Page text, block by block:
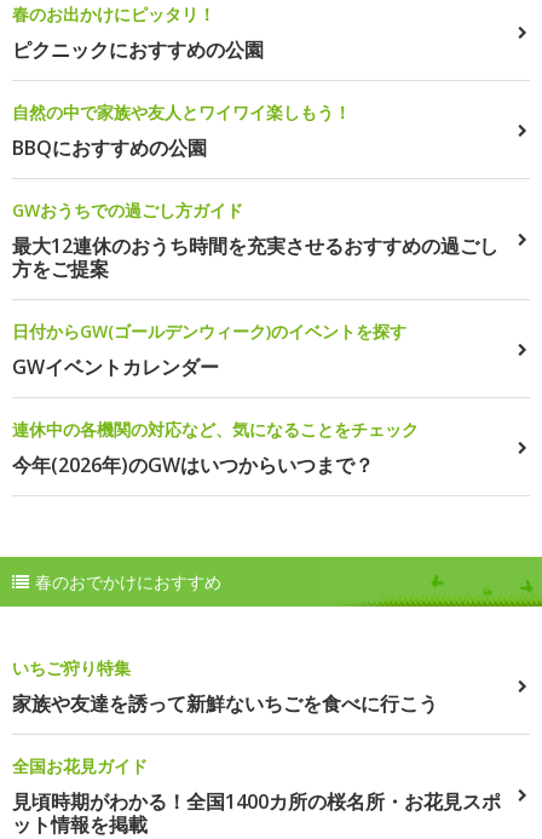
春のお出かけにピッタリ！
ピクニックにおすすめの公園
自然の中で家族や友人とワイワイ楽しもう！
BBQにおすすめの公園
GWおうちでの過ごし方ガイド
最大12連休のおうち時間を充実させるおすすめの過ごし
方をご提案
日付からGW(ゴールデンウィーク)のイベントを探す
GWイベントカレンダー
連休中の各機関の対応など、気になることをチェック
今年(2026年)のGWはいつからいつまで？
春のおでかけにおすすめ
いちご狩り特集
家族や友達を誘って新鮮ないちごを食べに行こう
全国お花見ガイド
見頃時期がわかる！全国1400カ所の桜名所・お花見スポ
ット情報を掲載